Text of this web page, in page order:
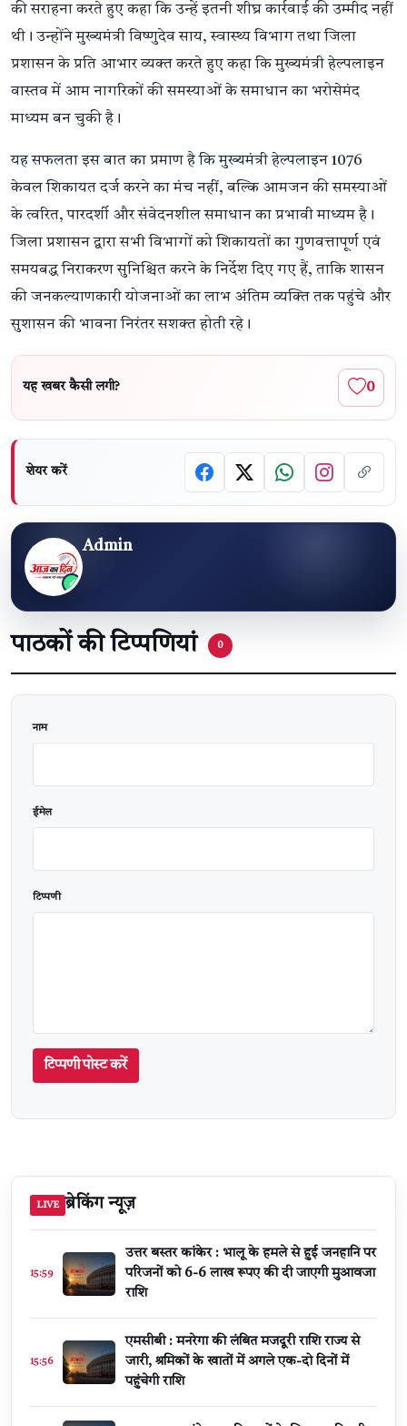
की सराहना करते हुए कहा कि उन्हें इतनी शीघ्र कार्रवाई की उम्मीद नहीं
थी। उन्होंने मुख्यमंत्री विष्णुदेव साय, स्वास्थ्य विभाग तथा जिला
प्रशासन के प्रति आभार व्यक्त करते हुए कहा कि मुख्यमंत्री हेल्पलाइन
वास्तव में आम नागरिकों की समस्याओं के समाधान का भरोसेमंद
माध्यम बन चुकी है।
यह सफलता इस बात का प्रमाण है कि मुख्यमंत्री हेल्पलाइन 1076
केवल शिकायत दर्ज करने का मंच नहीं, बल्कि आमजन की समस्याओं
के त्वरित, पारदर्शी और संवेदनशील समाधान का प्रभावी माध्यम है।
जिला प्रशासन द्वारा सभी विभागों को शिकायतों का गुणवत्तापूर्ण एवं
समयबद्ध निराकरण सुनिश्चित करने के निर्देश दिए गए हैं, ताकि शासन
की जनकल्याणकारी योजनाओं का लाभ अंतिम व्यक्ति तक पहुंचे और
सुशासन की भावना निरंतर सशक्त होती रहे।
यह खबर कैसी लगी? 0
शेयर करें
Admin
पाठकों की टिप्पणियां 0
नाम
ईमेल
टिप्पणी
टिप्पणी पोस्ट करें
LIVE ब्रेकिंग न्यूज़
15:59
उत्तर बस्तर कांकेर : भालू के हमले से हुई जनहानि पर
परिजनों को 6-6 लाख रूपए की दी जाएगी मुआवजा
राशि
15:56
एमसीबी : मनरेगा की लंबित मजदूरी राशि राज्य से
जारी, श्रमिकों के खातों में अगले एक-दो दिनों में
पहुंचेगी राशि